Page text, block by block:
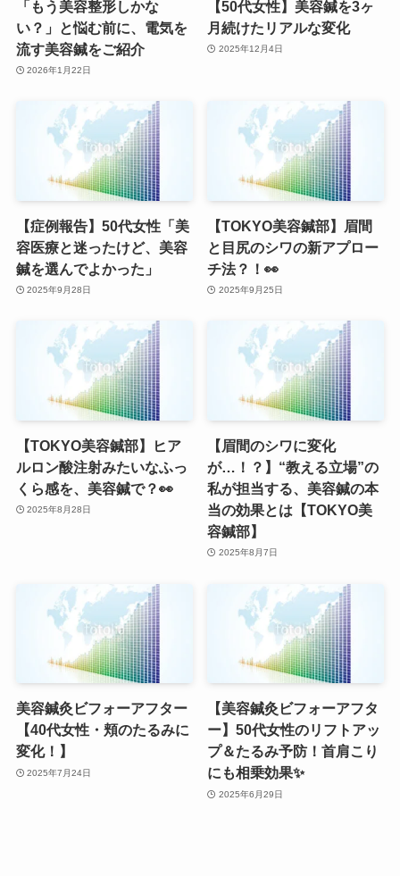
「もう美容整形しかな
い？」と悩む前に、電気を
流す美容鍼をご紹介
2026年1月22日
【50代女性】美容鍼を3ヶ
月続けたリアルな変化
2025年12月4日
【症例報告】50代女性「美
容医療と迷ったけど、美容
鍼を選んでよかった」
2025年9月28日
【TOKYO美容鍼部】眉間
と目尻のシワの新アプロー
チ法？！👀
2025年9月25日
【TOKYO美容鍼部】ヒア
ルロン酸注射みたいなふっ
くら感を、美容鍼で？👀
2025年8月28日
【眉間のシワに変化
が…！？】“教える立場”の
私が担当する、美容鍼の本
当の効果とは【TOKYO美
容鍼部】
2025年8月7日
美容鍼灸ビフォーアフター
【40代女性・頬のたるみに
変化！】
2025年7月24日
【美容鍼灸ビフォーアフタ
ー】50代女性のリフトアッ
プ＆たるみ予防！首肩こり
にも相乗効果✨
2025年6月29日